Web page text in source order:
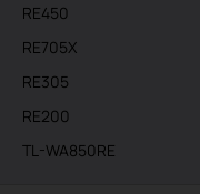
RE450
RE705X
RE305
RE200
TL-WA850RE